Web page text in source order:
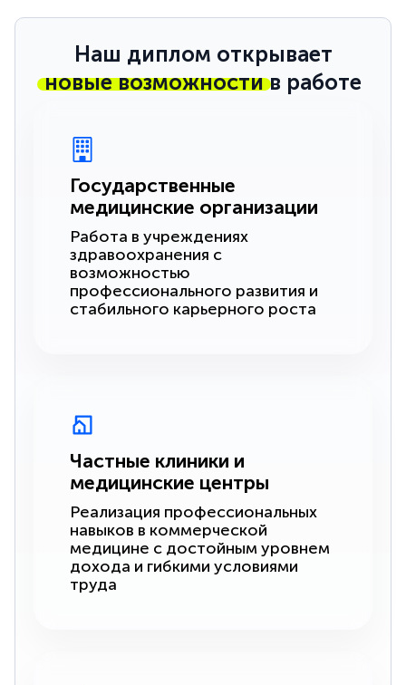
Наш диплом открывает
новые возможностив работе
Государственные
медицинские организации
Работа в учреждениях
здравоохранения с
возможностью
профессионального развития и
стабильного карьерного роста
Частные клиники и
медицинские центры
Реализация профессиональных
навыков в коммерческой
медицине с достойным уровнем
дохода и гибкими условиями
труда